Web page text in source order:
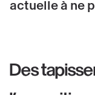
actuelle à ne
Des